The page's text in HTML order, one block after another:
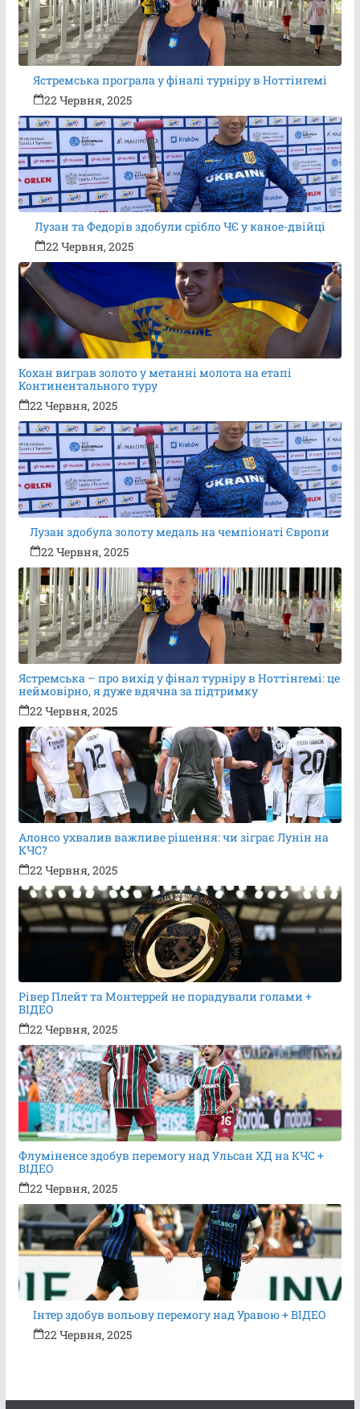
Ястремська програла у фіналі турніру в Ноттінгемі
22 Червня, 2025
Лузан та Федорів здобули срібло ЧЄ у каное-двійці
22 Червня, 2025
Кохан виграв золото у метанні молота на етапі
Континентального туру
22 Червня, 2025
Лузан здобула золоту медаль на чемпіонаті Європи
22 Червня, 2025
Ястремська – про вихід у фінал турніру в Ноттінгемі: це
неймовірно, я дуже вдячна за підтримку
22 Червня, 2025
Алонсо ухвалив важливе рішення: чи зіграє Лунін на
КЧС?
22 Червня, 2025
Рівер Плейт та Монтеррей не порадували голами +
ВІДЕО
22 Червня, 2025
Флуміненсе здобув перемогу над Ульсан ХД на КЧС +
ВІДЕО
22 Червня, 2025
Інтер здобув вольову перемогу над Уравою + ВІДЕО
22 Червня, 2025